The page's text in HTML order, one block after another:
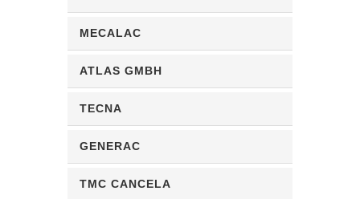
MECALAC
ATLAS GMBH
TECNA
GENERAC
TMC CANCELA